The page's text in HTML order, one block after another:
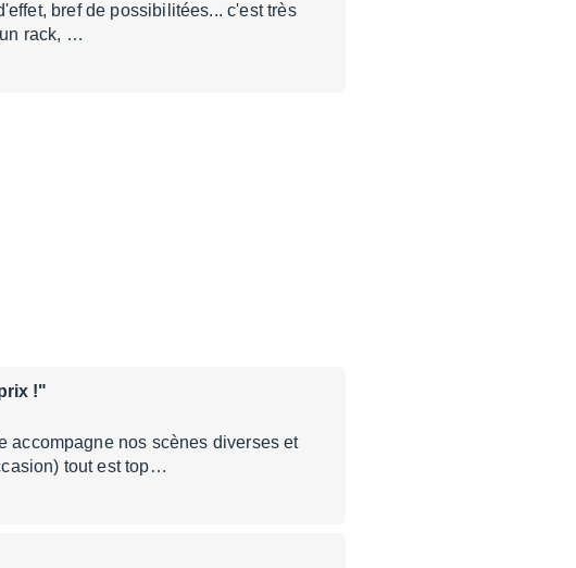
bref de possibilitées... c'est très
rack, …
!"
accompagne nos scènes diverses et
tout est top…